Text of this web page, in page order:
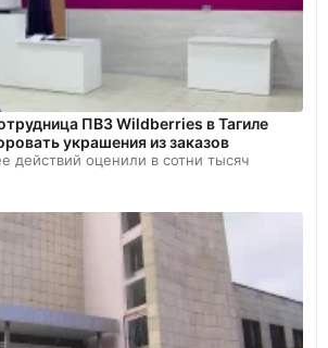
ПВЗ Wildberries в Тагиле
украшения из заказов
действий оценили в сотни тысяч